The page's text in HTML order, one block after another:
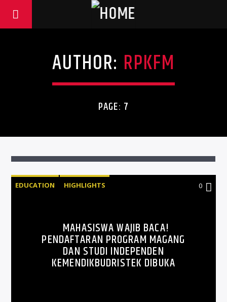
AUTHOR: RPKFM
PAGE: 7
EDUCATION HIGHLIGHTS 0
MAHASISWA WAJIB BACA!
PENDAFTARAN PROGRAM MAGANG
DAN STUDI INDEPENDEN
KEMENDIKBUDRISTEK DIBUKA